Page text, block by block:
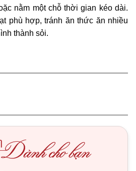
nằm một chỗ thời gian kéo dài.
phù hợp, tránh ăn thức ăn nhiều
thành sỏi.